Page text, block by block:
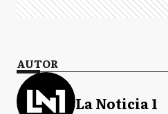
AUTOR
La Noticia 1